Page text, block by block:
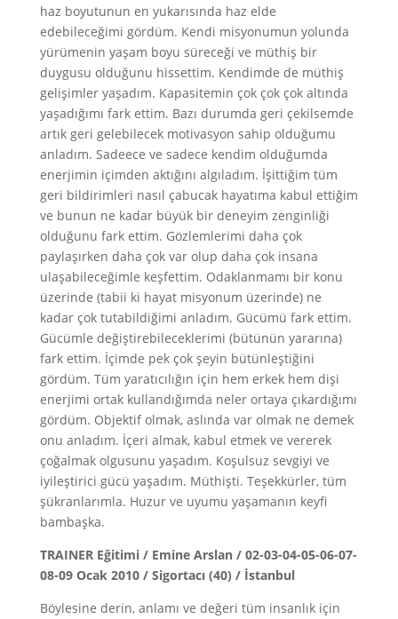
haz boyutunun en yukarısında haz elde
edebileceğimi gördüm. Kendi misyonumun yolunda
yürümenin yaşam boyu süreceği ve müthiş bir
duygusu olduğunu hissettim. Kendimde de müthiş
gelişimler yaşadım. Kapasitemin çok çok çok altında
yaşadığımı fark ettim. Bazı durumda geri çekilsemde
artık geri gelebilecek motivasyon sahip olduğumu
anladım. Sadeece ve sadece kendim olduğumda
enerjimin içimden aktığını algıladım. İşittiğim tüm
geri bildirimleri nasıl çabucak hayatıma kabul ettiğim
ve bunun ne kadar büyük bir deneyim zenginliği
olduğunu fark ettim. Gözlemlerimi daha çok
paylaşırken daha çok var olup daha çok insana
ulaşabileceğimle keşfettim. Odaklanmamı bir konu
üzerinde (tabii ki hayat misyonum üzerinde) ne
kadar çok tutabildiğimi anladım. Gücümü fark ettim.
Gücümle değiştirebileceklerimi (bütünün yararına)
fark ettim. İçimde pek çok şeyin bütünleştiğini
gördüm. Tüm yaratıcılığın için hem erkek hem dişi
enerjimi ortak kullandığımda neler ortaya çıkardığımı
gördüm. Objektif olmak, aslında var olmak ne demek
onu anladım. İçeri almak, kabul etmek ve vererek
çoğalmak olgusunu yaşadım. Koşulsuz sevgiyi ve
iyileştirici gücü yaşadım. Müthişti. Teşekkürler, tüm
şükranlarımla. Huzur ve uyumu yaşamanın keyfi
bambaşka.
TRAINER Eğitimi / Emine Arslan / 02-03-04-05-06-07-
08-09 Ocak 2010 / Sigortacı (40) / İstanbul
Böylesine derin, anlamı ve değeri tüm insanlık için